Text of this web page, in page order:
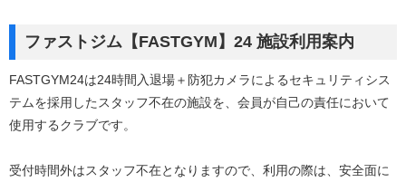
ファストジム【FASTGYM】24 施設利用案内
FASTGYM24は24時間入退場＋防犯カメラによるセキュリティシス
テムを採用したスタッフ不在の施設を、会員が自己の責任において
使用するクラブです。
受付時間外はスタッフ不在となりますので、利用の際は、安全面に